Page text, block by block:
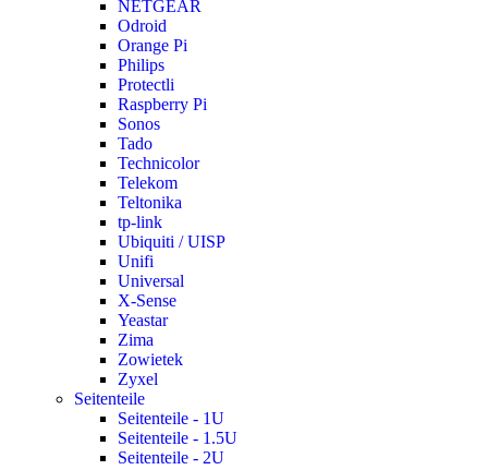
NETGEAR
Odroid
Orange Pi
Philips
Protectli
Raspberry Pi
Sonos
Tado
Technicolor
Telekom
Teltonika
tp-link
Ubiquiti / UISP
Unifi
Universal
X-Sense
Yeastar
Zima
Zowietek
Zyxel
Seitenteile
Seitenteile - 1U
Seitenteile - 1.5U
Seitenteile - 2U